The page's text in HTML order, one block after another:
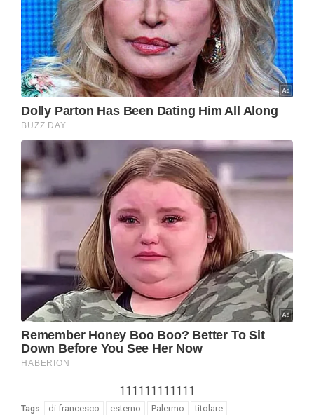
111111111111
Tags: di francesco esterno Palermo titolare